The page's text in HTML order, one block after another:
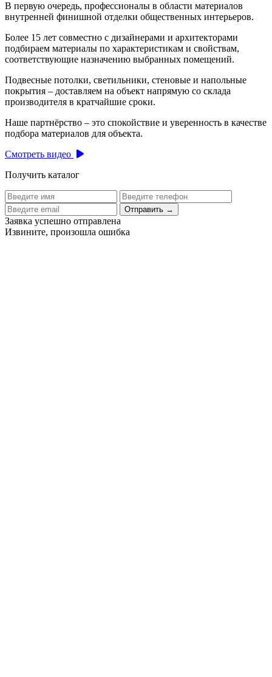
В первую очередь, профессионалы в области материалов
внутренней финишной отделки общественных интерьеров.
Более 15 лет совместно с дизайнерами и архитекторами
подбираем материалы по характеристикам и свойствам,
соответствующие назначению выбранных помещений.
Подвесные потолки, светильники, стеновые и напольные
покрытия – доставляем на объект напрямую со склада
производителя в кратчайшие сроки.
Наше партнёрство – это спокойствие и уверенность в качестве
подбора материалов для объекта.
Смотреть видео
Получить каталог
Отправить →
Заявка успешно отправлена
Извините, произошла ошибка